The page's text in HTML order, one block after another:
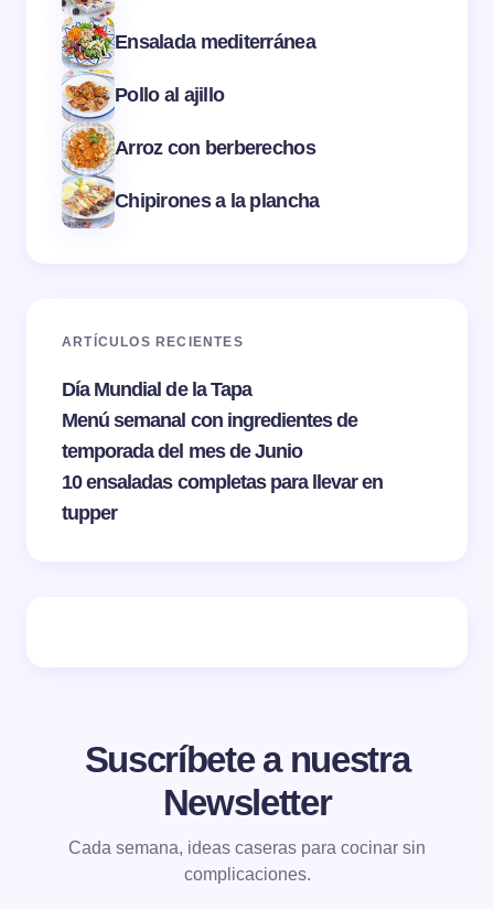
Ensalada mediterránea
Pollo al ajillo
Arroz con berberechos
Chipirones a la plancha
ARTÍCULOS RECIENTES
Día Mundial de la Tapa
Menú semanal con ingredientes de
temporada del mes de Junio
10 ensaladas completas para llevar en
tupper
Suscríbete a nuestra
Newsletter
Cada semana, ideas caseras para cocinar sin
complicaciones.